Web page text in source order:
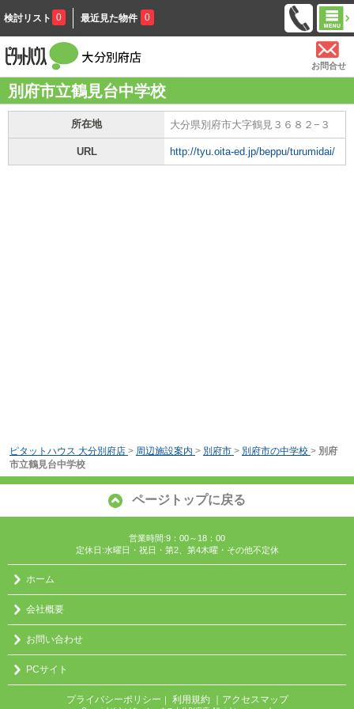
検討リスト 0 最近見た物件 0
お問合せ
別府市立鶴見台中学校
所在地 大分県別府市大字鶴見３６８２−３
URL http://tyu.oita-ed.jp/beppu/turumidai/
ピタットハウス 大分別府店 > 周辺施設案内 > 別府市 > 別府市の中学校 > 別府
市立鶴見台中学校
ページトップに戻る
営業時間:9：00～18：00
定休日:水曜日・祝日・第2、第4木曜・その他不定休
ホーム
会社概要
お問い合わせ
PCサイト
プライバシーポリシー ｜ 利用規約 ｜アクセスマップ